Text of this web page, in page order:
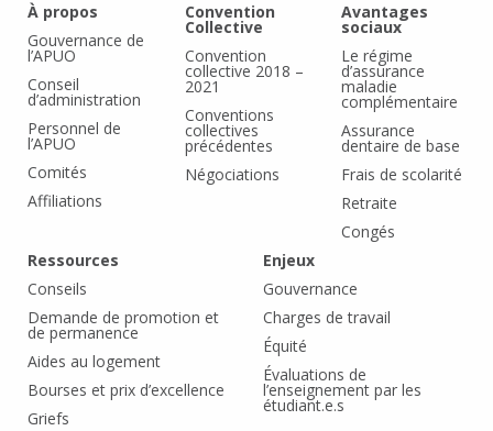
À propos
Gouvernance de
l’APUO
Conseil
d’administration
Personnel de
l’APUO
Comités
Affiliations
Convention
Collective
Convention
collective 2018 –
2021
Conventions
collectives
précédentes
Négociations
Avantages
sociaux
Le régime
d’assurance
maladie
complémentaire
Assurance
dentaire de base
Frais de scolarité
Retraite
Congés
Ressources
Conseils
Demande de promotion et
de permanence
Aides au logement
Bourses et prix d’excellence
Griefs
Enjeux
Gouvernance
Charges de travail
Équité
Évaluations de
l’enseignement par les
étudiant.e.s